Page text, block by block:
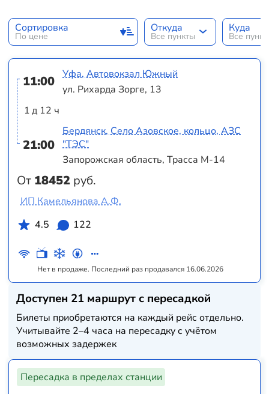
Сортировка
По цене
Откуда
Все пункты
Куда
Все
11:00
1 д 12 ч
21:00
От 18452 руб.
Уфа, Автовокзал Южный
ул. Рихарда Зорге, 13
Бердянск, Село Азовское, кольцо, АЗС
"ТЭС"
Запорожская область, Трасса М-14
Нет в продаже. Последний раз продавался 16.06.2026
ИП Камельянова А.Ф.
4.5
122
Доступен 21 маршрут с пересадкой
Билеты приобретаются на каждый рейс отдельно.
Учитывайте 2–4 часа на пересадку с учётом
возможных задержек
Пересадка в пределах станции